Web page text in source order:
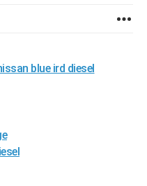
blue ird diesel